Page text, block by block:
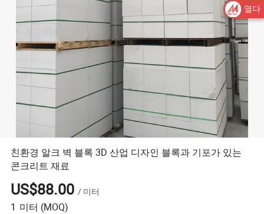
친환경 알크 벽 블록 3D 산업 디자인 블록과 기포가 있는
콘크리트 재료
US$88.00 / 미터
1 미터 (MOQ)
열다